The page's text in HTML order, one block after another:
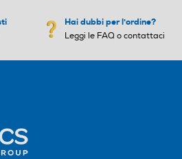
A++ - Volume 72 Lt - 9
Hai dubbi per l'ordine?
Leggi le FAQ o contattaci